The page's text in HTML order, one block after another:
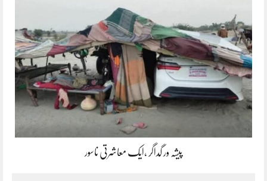
پیشہ ور گداگر ،ایک معاشرتی ناسور